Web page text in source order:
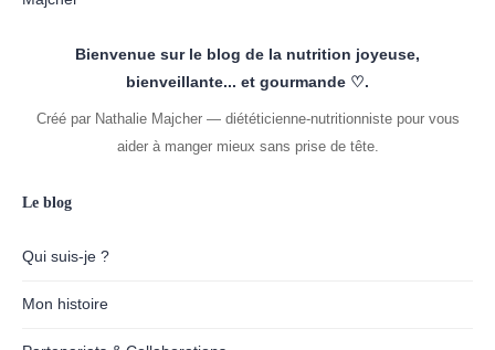
Bienvenue sur le blog de la nutrition joyeuse,
bienveillante... et gourmande ♡.
Créé par Nathalie Majcher — diététicienne-nutritionniste pour vous
aider à manger mieux sans prise de tête.
Le blog
Qui suis-je ?
Mon histoire